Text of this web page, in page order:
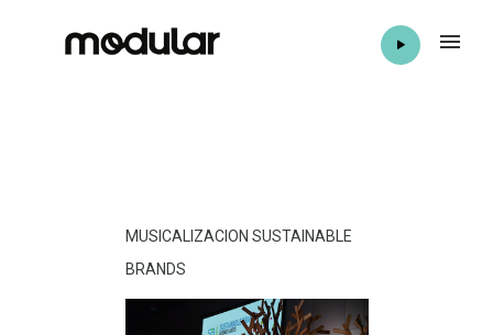
MUSICALIZACION SUSTAINABLE
BRANDS